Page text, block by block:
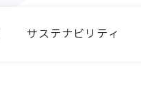
サステナビリティ